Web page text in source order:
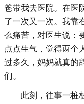
爸带我去医院。在医
了一次又一次。我靠
么痛苦，对医生说：
点点生气，觉得两个
过多久，妈妈就真的
们。
此刻，往事一桩